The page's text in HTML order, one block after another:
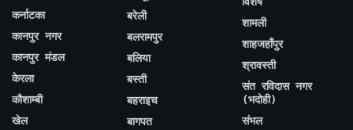
कर्नाटका
कानपुर नगर
कानपुर मंडल
केरला
कौशाम्बी
खेल
बरेली
बलरामपुर
बलिया
बस्ती
बहराइच
बागपत
शामली
शाहजहाँपुर
श्रावस्ती
संत रविदास नगर
(भदोही)
संभल